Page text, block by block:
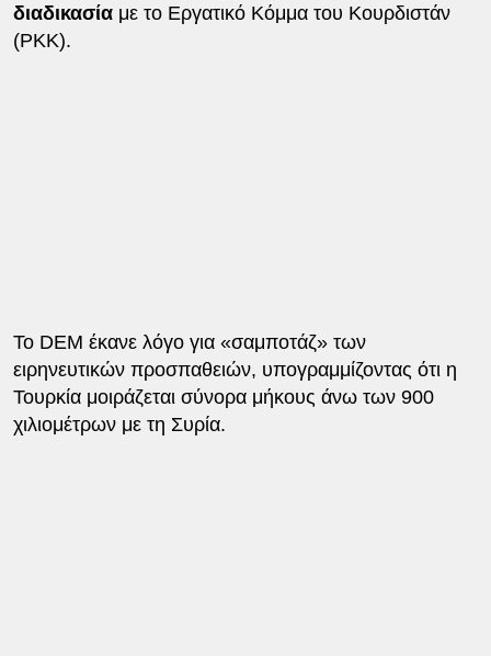
διαδικασίαμε το Εργατικό Κόμμα του Κουρδιστάν
(PKK).
Το DEM έκανε λόγο για «σαμποτάζ» των
ειρηνευτικών προσπαθειών, υπογραμμίζοντας ότι η
Τουρκία μοιράζεται σύνορα μήκους άνω των 900
χιλιομέτρων με τη Συρία.